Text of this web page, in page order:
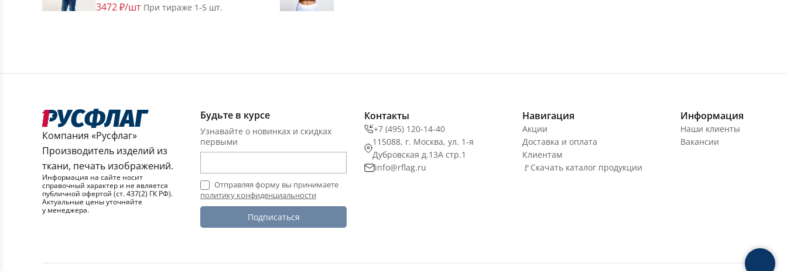
3472 ₽/шт При тираже 1-5 шт.
Компания «Русфлаг»
Производитель изделий из
ткани, печать изображений.
Информация на сайте носит
справочный характер и не является
публичной офертой (ст. 437(2) ГК РФ).
Актуальные цены уточняйте
у менеджера.
Будьте в курсе
Узнавайте о новинках и скидках
первыми
Отправляя форму вы принимаете
политику конфиденциальности
Подписаться
Контакты
+7 (495) 120-14-40
115088, г. Москва, ул. 1-я
Дубровская д.13А стр.1
info@rflag.ru
Навигация
Акции
Доставка и оплата
Клиентам
🚩Скачать каталог продукции
Информация
Наши клиенты
Вакансии